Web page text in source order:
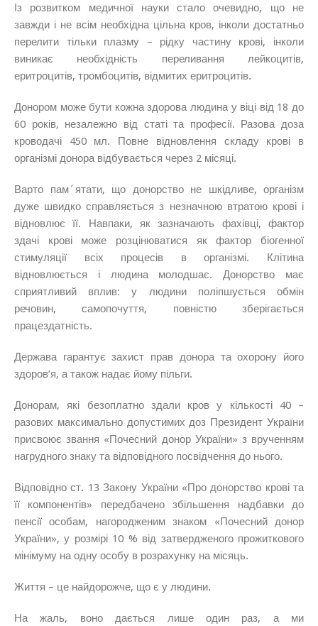
Із розвитком медичної науки стало очевидно, що не
завжди і не всім необхідна цільна кров, інколи достатньо
перелити тільки плазму – рідку частину крові, інколи
виникає необхідність переливання лейкоцитів,
еритроцитів, тромбоцитів, відмитих еритроцитів.
Донором може бути кожна здорова людина у віці від 18 до
60 років, незалежно від статі та професії. Разова доза
кроводачі 450 мл. Повне відновлення складу крові в
організмі донора відбувається через 2 місяці.
Варто пам´ятати, що донорство не шкідливе, організм
дуже швидко справляється з незначною втратою крові і
відновлює її. Навпаки, як зазначають фахівці, фактор
здачі крові може розцінюватися як фактор біогенної
стимуляції всіх процесів в організмі. Клітина
відновлюється і людина молодшає. Донорство має
сприятливий вплив: у людини поліпшується обмін
речовин, самопочуття, повністю зберігається
працездатність.
Держава гарантує захист прав донора та охорону його
здоров’я, а також надає йому пільги.
Донорам, які безоплатно здали кров у кількості 40 –
разових максимально допустимих доз Президент України
присвоює звання «Почесний донор України» з врученням
нагрудного знаку та відповідного посвідчення до нього.
Відповідно ст. 13 Закону України «Про донорство крові та
її компонентів» передбачено збільшення надбавки до
пенсії особам, нагородженим знаком «Почесний донор
України», у розмірі 10 % від затвердженого прожиткового
мінімуму на одну особу в розрахунку на місяць.
Життя – це найдорожче, що є у людини.
На жаль, воно дається лише один раз, а ми